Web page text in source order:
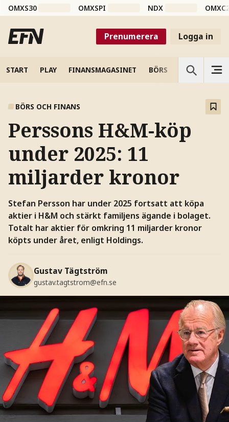
OMXS30 OMXSPI NDX
Prenumerera Logga in
START PLAY FINANSMAGASINET BÖRS VETENSKAP
BÖRS OCH FINANS
Perssons H&M-köp
under 2025: 11
miljarder kronor
Stefan Persson har under 2025 fortsatt att köpa
aktier i H&M och stärkt familjens ägande i bolaget.
Totalt har aktier för omkring 11 miljarder kronor
köpts under året, enligt Holdings.
Gustav Tägtström
gustav.tagtstrom@efn.se